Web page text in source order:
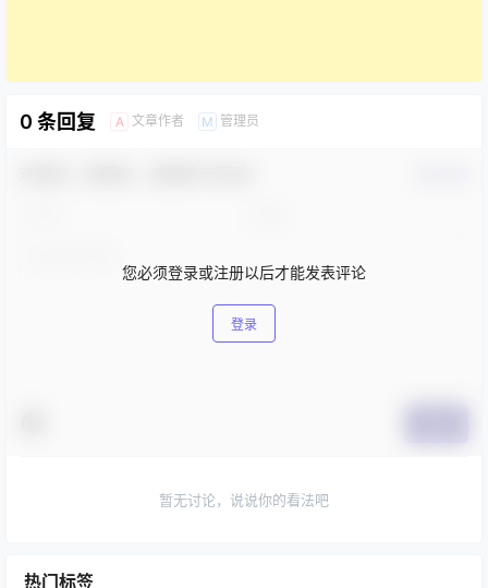
0 条回复 A 文章作者 M 管理员
您必须登录或注册以后才能发表评论
登录
暂无讨论，说说你的看法吧
热门标签